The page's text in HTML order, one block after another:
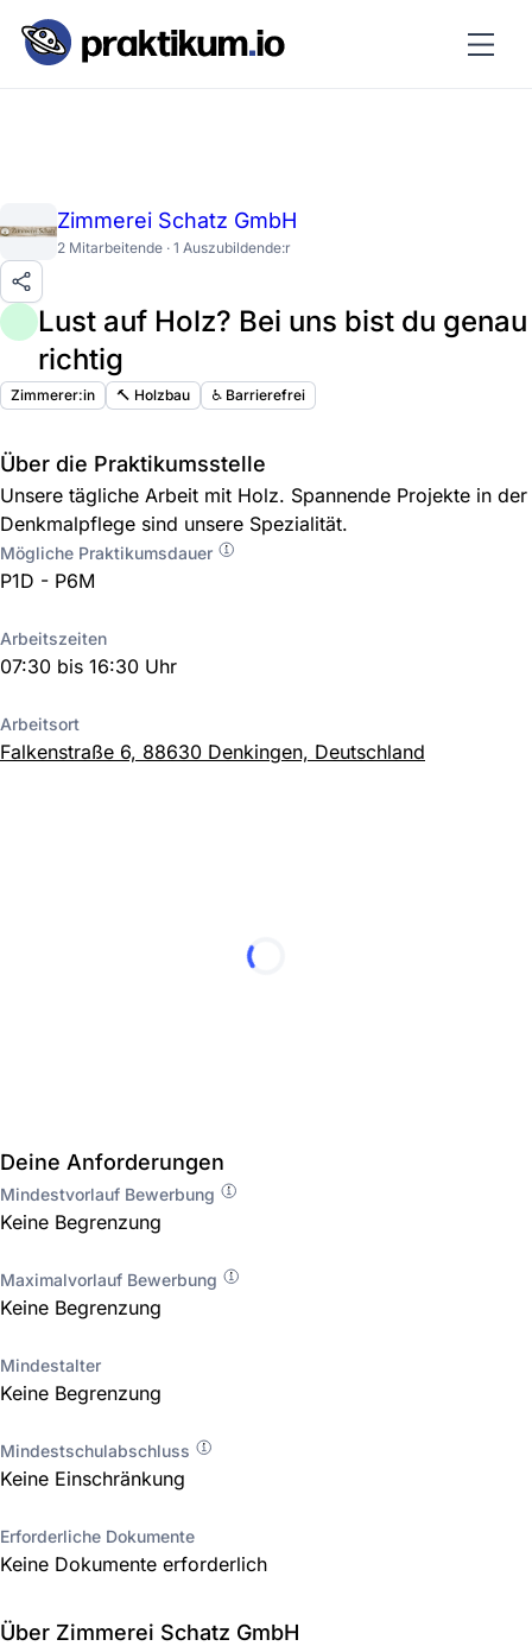
Zimmerei Schatz GmbH
2 Mitarbeitende · 1 Auszubildende:r
Lust auf Holz? Bei uns bist du genau
richtig
Zimmerer:in 🔨 Holzbau ♿️ Barrierefrei
Über die Praktikumsstelle
Unsere tägliche Arbeit mit Holz. Spannende Projekte in der
Denkmalpflege sind unsere Spezialität.
Mögliche Praktikumsdauer
P1D - P6M
Arbeitszeiten
07:30 bis 16:30 Uhr
Arbeitsort
Falkenstraße 6, 88630 Denkingen, Deutschland
Deine Anforderungen
Mindestvorlauf Bewerbung
Keine Begrenzung
Maximalvorlauf Bewerbung
Keine Begrenzung
Mindestalter
Keine Begrenzung
Mindestschulabschluss
Keine Einschränkung
Erforderliche Dokumente
Keine Dokumente erforderlich
Über Zimmerei Schatz GmbH